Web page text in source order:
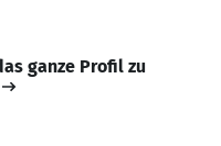
ganze Profil zu